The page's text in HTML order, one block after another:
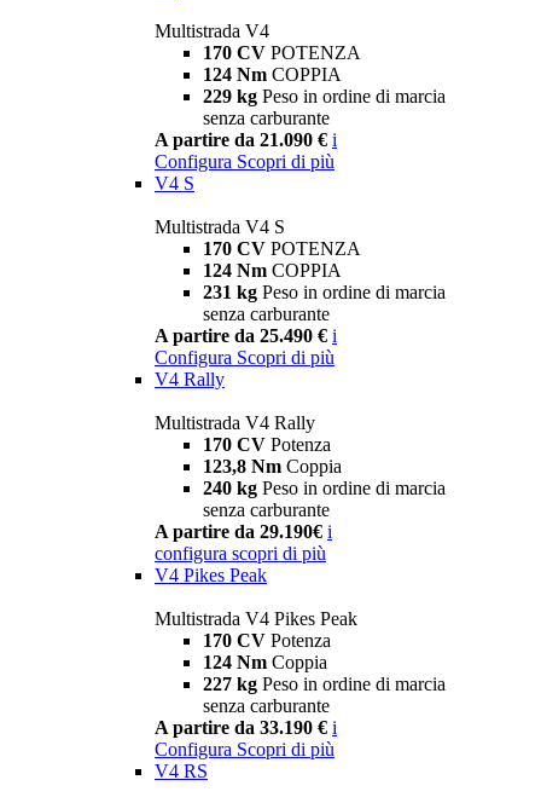
Multistrada V4
170 CV POTENZA
124 Nm COPPIA
229 kg Peso in ordine di marcia
senza carburante
A partire da 21.090 € i
Configura Scopri di più
V4 S
Multistrada V4 S
170 CV POTENZA
124 Nm COPPIA
231 kg Peso in ordine di marcia
senza carburante
A partire da 25.490 € i
Configura Scopri di più
V4 Rally
Multistrada V4 Rally
170 CV Potenza
123,8 Nm Coppia
240 kg Peso in ordine di marcia
senza carburante
A partire da 29.190€ i
configura scopri di più
V4 Pikes Peak
Multistrada V4 Pikes Peak
170 CV Potenza
124 Nm Coppia
227 kg Peso in ordine di marcia
senza carburante
A partire da 33.190 € i
Configura Scopri di più
V4 RS